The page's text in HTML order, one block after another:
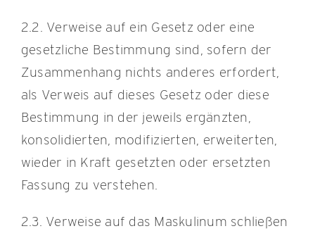
2.2. Verweise auf ein Gesetz oder eine
gesetzliche Bestimmung sind, sofern der
Zusammenhang nichts anderes erfordert,
als Verweis auf dieses Gesetz oder diese
Bestimmung in der jeweils ergänzten,
konsolidierten, modifizierten, erweiterten,
wieder in Kraft gesetzten oder ersetzten
Fassung zu verstehen.
2.3. Verweise auf das Maskulinum schließen